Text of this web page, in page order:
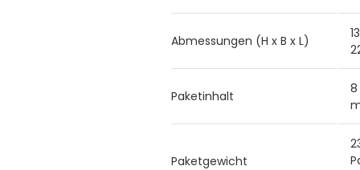
Abmessungen (H x B x L)
Paketinhalt
8
Paketgewicht